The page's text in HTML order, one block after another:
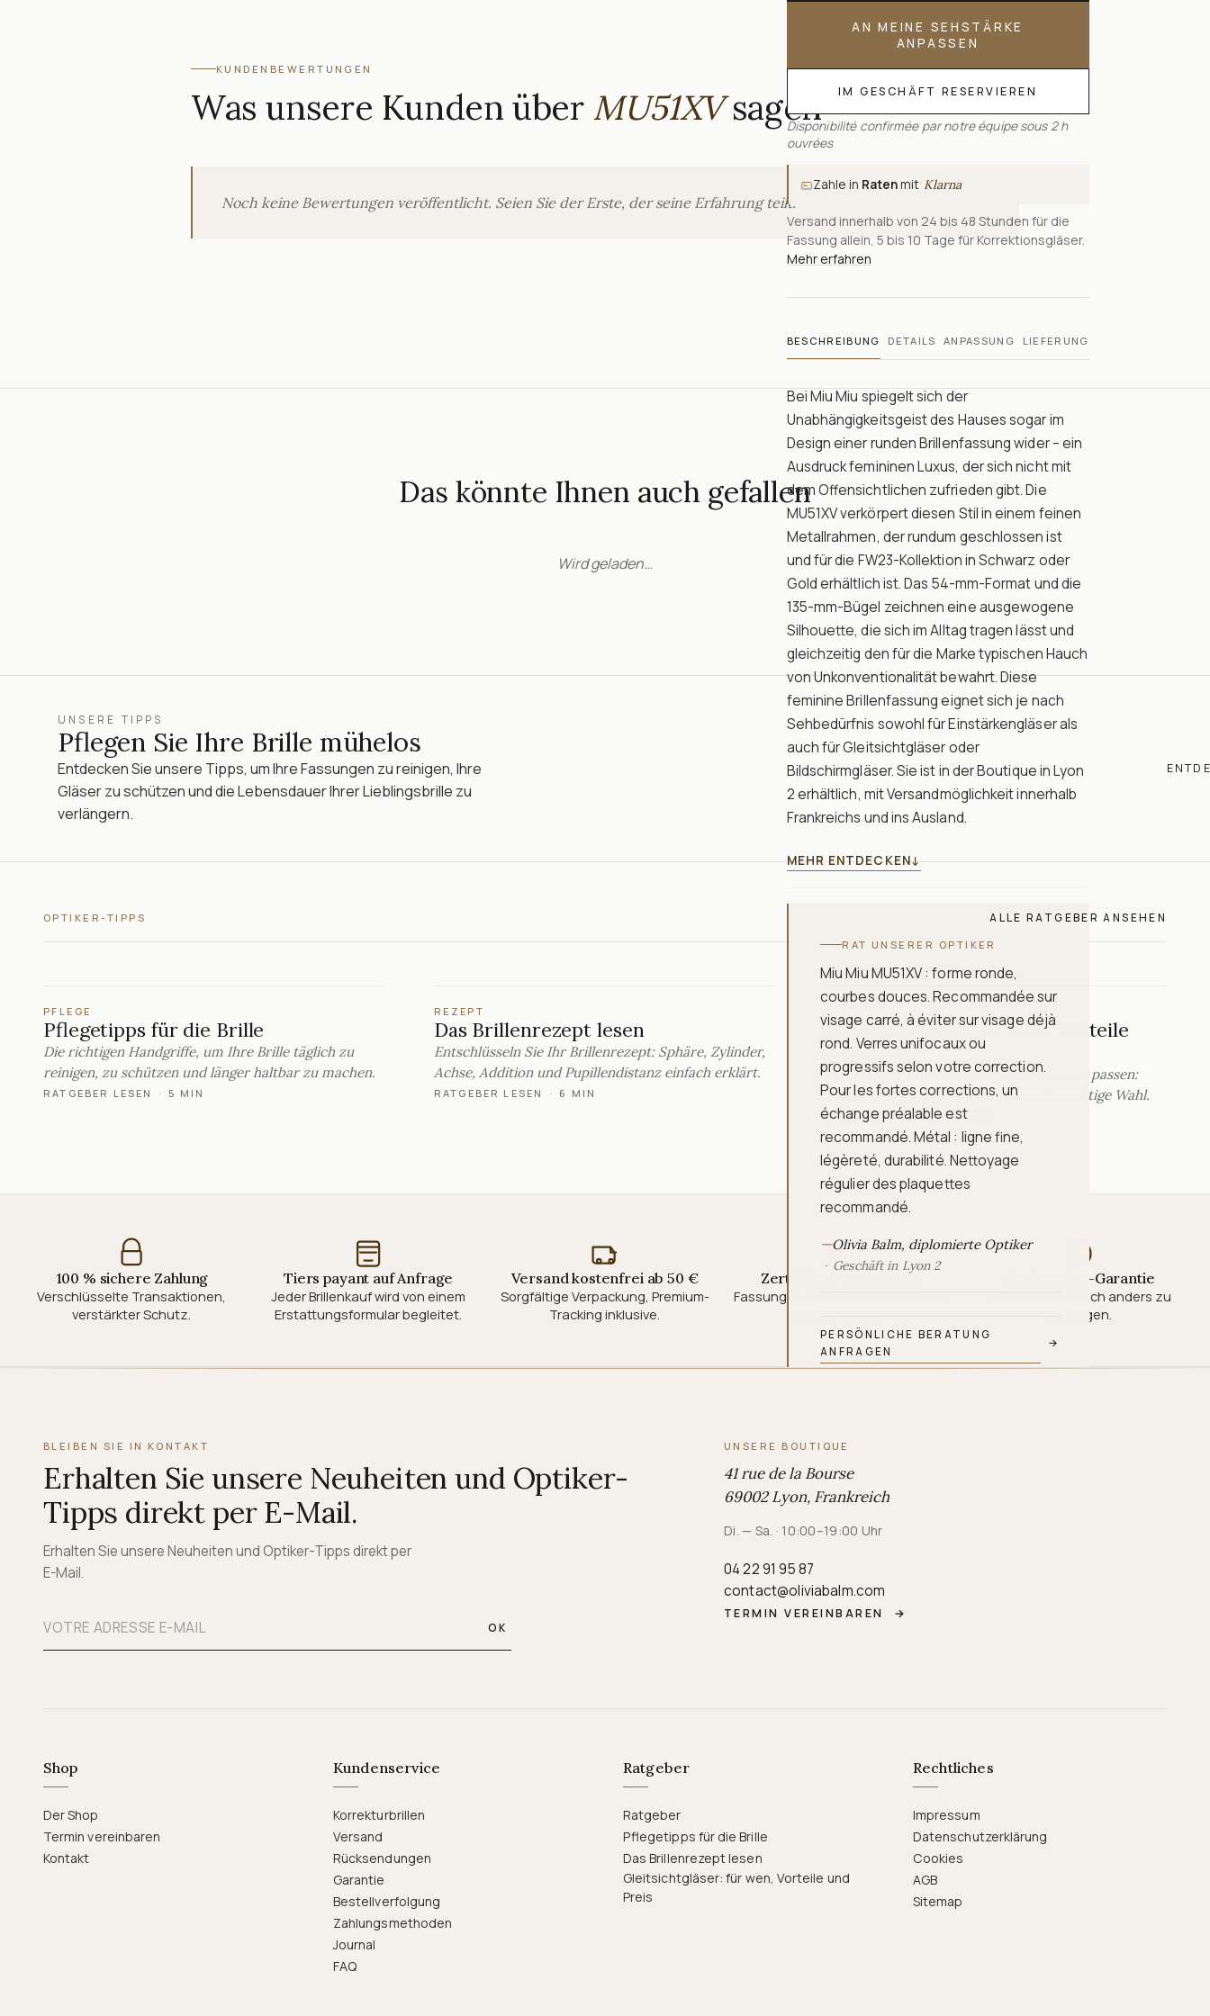
AN MEINE SEHSTÄRKE
ANPASSEN
IM GESCHÄFT RESERVIEREN
Disponibilité confirmée par notre équipe sous 2 h
ouvrées
Zahle in Ratenmit Klarna
Versand innerhalb von 24 bis 48 Stunden für die
Fassung allein, 5 bis 10 Tage für Korrektionsgläser.
Mehr erfahren
BESCHREIBUNG DETAILS ANPASSUNG LIEFERUNG
Bei Miu Miu spiegelt sich der
Unabhängigkeitsgeist des Hauses sogar im
Design einer runden Brillenfassung wider – ein
Ausdruck femininen Luxus, der sich nicht mit
dem Offensichtlichen zufrieden gibt. Die
MU51XV verkörpert diesen Stil in einem feinen
Metallrahmen, der rundum geschlossen ist
und für die FW23-Kollektion in Schwarz oder
Gold erhältlich ist. Das 54-mm-Format und die
135-mm-Bügel zeichnen eine ausgewogene
Silhouette, die sich im Alltag tragen lässt und
gleichzeitig den für die Marke typischen Hauch
von Unkonventionalität bewahrt. Diese
feminine Brillenfassung eignet sich je nach
Sehbedürfnis sowohl für Einstärkengläser als
auch für Gleitsichtgläser oder
Bildschirmgläser. Sie ist in der Boutique in Lyon
2 erhältlich, mit Versandmöglichkeit innerhalb
Frankreichs und ins Ausland.
MEHR ENTDECKEN↓
RAT UNSERER OPTIKER
Miu Miu MU51XV : forme ronde,
courbes douces. Recommandée sur
visage carré, à éviter sur visage déjà
rond. Verres unifocaux ou
progressifs selon votre correction.
Pour les fortes corrections, un
échange préalable est
recommandé. Métal : ligne fine,
légèreté, durabilité. Nettoyage
régulier des plaquettes
recommandé.
—Olivia Balm, diplomierte Optiker
Geschäft in Lyon 2
PERSÖNLICHE BERATUNG
ANFRAGEN
→
KUNDENBEWERTUNGEN
Was unsere Kunden über MU51XVsagen
Noch keine Bewertungen veröffentlicht. Seien Sie der Erste, der seine Erfahrung teilt.
Das könnte Ihnen auch gefallen
Wird geladen…
UNSERE TIPPS
Pflegen Sie Ihre Brille mühelos
Entdecken Sie unsere Tipps, um Ihre Fassungen zu reinigen, Ihre
Gläser zu schützen und die Lebensdauer Ihrer Lieblingsbrille zu
verlängern.
OPTIKER-TIPPS ALLE RATGEBER ANSEHEN
PFLEGE
Pflegetipps für die Brille
Die richtigen Handgriffe, um Ihre Brille täglich zu
reinigen, zu schützen und länger haltbar zu machen.
RATGEBER LESEN · 5 MIN
REZEPT
Das Brillenrezept lesen
Entschlüsseln Sie Ihr Brillenrezept: Sphäre, Zylinder,
Achse, Addition und Pupillendistanz einfach erklärt.
RATGEBER LESEN · 6 MIN
KORREKTIONSGLÄSER
Gleitsichtgläser: für wen, Vorteile
und Preis
Erfahren Sie, ob Gleitsichtgläser zu Ihnen passen:
Vorteile, Kosten und Kriterien für die richtige Wahl.
RATGEBER LESEN · 10 MIN
100 % sichere Zahlung
Verschlüsselte Transaktionen,
verstärkter Schutz.
Tiers payant auf Anfrage
Jeder Brillenkauf wird von einem
Erstattungsformular begleitet.
Versand kostenfrei ab 50 €
Sorgfältige Verpackung, Premium-
Tracking inklusive.
Zertifiziert & garantiert
Fassungen und Gläser im Geschäft
Geld-zurück-Garantie
14 Tage, um es sich anders zu
überlegen.
BLEIBEN SIE IN KONTAKT
Erhalten Sie unsere Neuheiten und Optiker-
Tipps direkt per E-Mail.
Erhalten Sie unsere Neuheiten und Optiker-Tipps direkt per
E-Mail.
OK
UNSERE BOUTIQUE
41 rue de la Bourse
69002 Lyon, Frankreich
Di. — Sa. · 10:00–19:00 Uhr
04 22 91 95 87
contact@oliviabalm.com
TERMIN VEREINBAREN →
Shop
Der Shop
Termin vereinbaren
Kontakt
Kundenservice
Korrekturbrillen
Versand
Rücksendungen
Garantie
Bestellverfolgung
Zahlungsmethoden
Journal
FAQ
Ratgeber
Ratgeber
Pflegetipps für die Brille
Das Brillenrezept lesen
Gleitsichtgläser: für wen, Vorteile und
Preis
Rechtliches
Impressum
Datenschutzerklärung
Cookies
AGB
Sitemap